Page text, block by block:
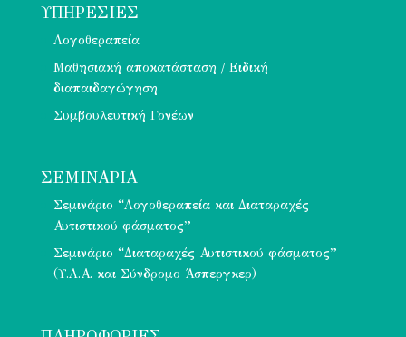
ΥΠΗΡΕΣΊΕΣ
Λογοθεραπεία
Μαθησιακή αποκατάσταση / Ειδική
διαπαιδαγώγηση
Συμβουλευτική Γονέων
ΣΕΜΙΝΑΡΙΑ
Σεμινάριο “Λογοθεραπεία και Διαταραχές
Αυτιστικού φάσματος”
Σεμινάριο “Διαταραχές Αυτιστικού φάσματος”
(Υ.Λ.Α. και Σύνδρομο Άσπεργκερ)